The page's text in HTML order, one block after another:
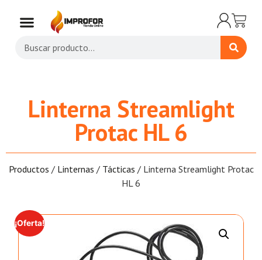
Linterna Streamlight
Protac HL 6
Productos / Linternas / Tácticas / Linterna Streamlight Protac
HL 6
¡Oferta!